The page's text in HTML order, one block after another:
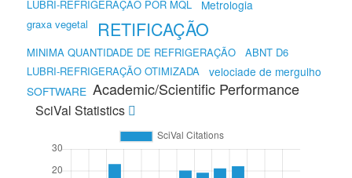
LUBRI-REFRIGERAÇÃO POR MQL
Metrologia
graxa vegetal RETIFICAÇÃO
MINIMA QUANTIDADE DE REFRIGERAÇÃO
ABNT D6
LUBRI-REFRIGERAÇÃO OTIMIZADA
velociade de mergulho
SOFTWARE Academic/Scientific Performance
SciVal Statistics